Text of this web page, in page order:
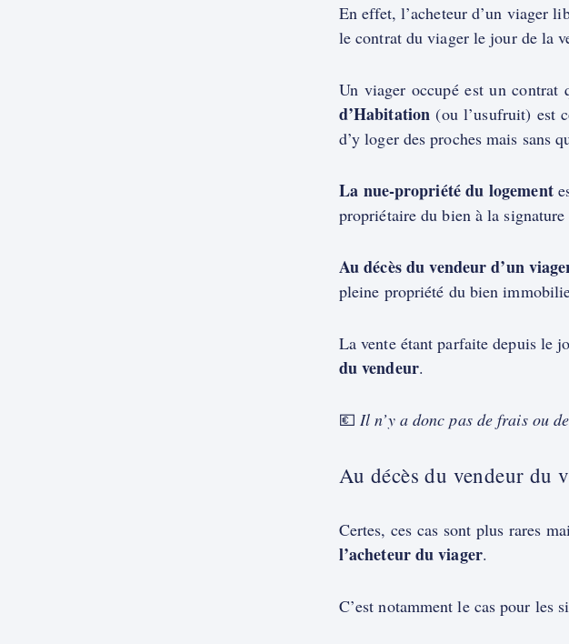
En effet, l’acheteur d’un viager
le contrat du viager le jour de la
Un viager occupé est un
d’Habitation (ou l’usufruit) est
d’y loger des proches mais sans
La nue-propriété du logement
propriétaire du bien à la
Au décès du vendeur d’un
pleine propriété du bien
La vente étant parfaite depuis le
du vendeur.
💶Il n’y a donc pas de frais ou
Au décès du vendeur du
Certes, ces cas sont plus rares
l’acheteur du viager.
C’est notamment le cas pour les